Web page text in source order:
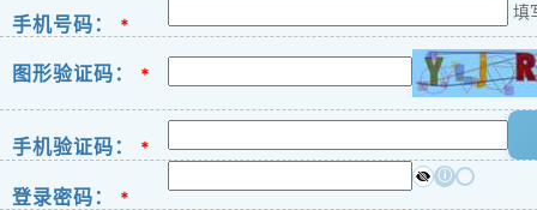
手机号码： *
填
图形验证码： *
手机验证码： *
登录密码： *
ⓘ